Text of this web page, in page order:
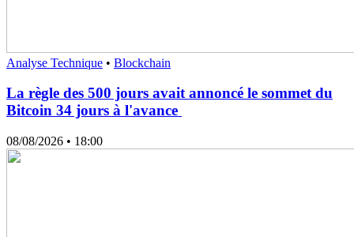
Analyse Technique • Blockchain
La règle des 500 jours avait annoncé le sommet du
Bitcoin 34 jours à l'avance
08/08/2026 • 18:00